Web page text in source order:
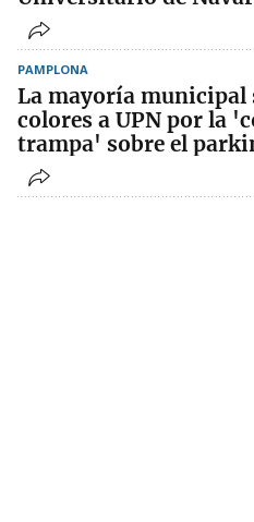
PAMPLONA
La mayoría municipal
colores a UPN por la
trampa' sobre el